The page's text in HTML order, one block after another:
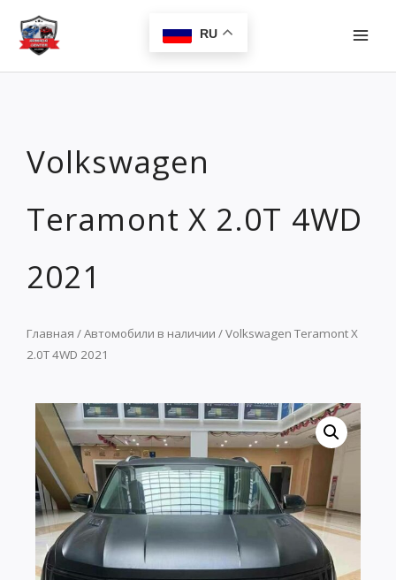
Перейти
содержимому
RU
Volkswagen
Teramont X 2.0T 4WD
2021
Главная /Автомобили в наличии / Volkswagen Teramont X
2.0T 4WD 2021